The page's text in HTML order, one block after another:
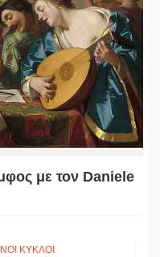
με τον Daniele
ΚΥΚΛΟΙ